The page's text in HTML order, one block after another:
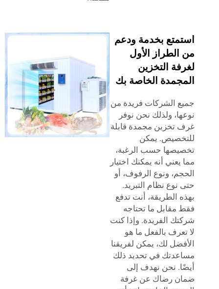
بخدمة ودعم
الأول
التخزين
الخاصة بك
الشركات فريدة من
ولذلك نحن نوفر
تخزين مجمدة قابلة
يمكن
حسب الرغبة،
أنه يمكنك اختيار
ونوع الرفوف، أو
نظام التبريد.
الطريقة، أنت تدفع
ما تحتاجه
الفريدة. وإذا كنت
بالفعل ما هو
لك، يمكن لفريقنا
في تحديد ذلك
نحن نهدف إلى
رضاك عن غرفة